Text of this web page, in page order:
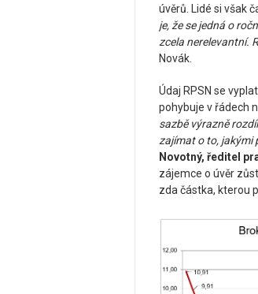
úvěrů. Lidé si však
je, že se jedná o
zcela nerelevantní.
Novák.
Údaj RPSN se
pohybuje v řádech
sazbě výrazně
zajímat o to, jakými
Novotný, ředitel
zájemce o úvěr
zda částka, kterou